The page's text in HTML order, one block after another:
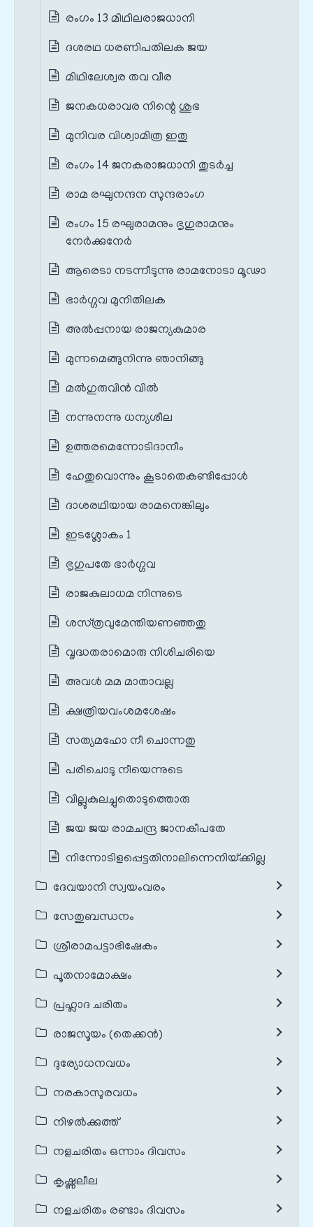
രംഗം 13 മിഥിലരാജധാനി
ദശരഥ ധരണിപതിലക ജയ
മിഥിലേശ്വര തവ വീര
ജനകധരാവര നിന്റെ ശുഭ
മുനിവര വിശ്വാമിത്ര ഇതു
രംഗം 14 ജനകരാജധാനി തുടർച്ച
രാമ രഘുനന്ദന സുന്ദരാംഗ
രംഗം 15 രഘുരാമനും ഭൃഗുരാമനും
നേർക്കുനേർ
ആരെടാ നടന്നീടുന്നു രാമനോടാ മൂഢാ
ഭാര്‍ഗ്ഗവ മുനിതിലക
അൽപ്പനായ രാജന്യകുമാര
മുന്നമെങ്ങുനിന്നു ഞാനിങ്ങു
മല്‍ഗുരുവിന്‍ വില്‍
നന്നുനന്നു ധന്യശീല
ഉത്തരമെന്നോടിദാനീം
ഹേതുവൊന്നും കൂടാതെകണ്ടിപ്പോള്‍
ദാശരഥിയായ രാമനെങ്കിലും
ഇടശ്ലോകം 1
ഭൃഗുപതേ ഭാര്‍ഗ്ഗവ
രാജകുലാധമ നിന്നുടെ
ശസ്‌ത്രവുമേന്തിയണഞ്ഞതു
വൃദ്ധതരാമൊരു നിശിചരിയെ
അവള്‍ മമ മാതാവല്ല
ക്ഷത്രിയവംശമശേഷം
സത്യമഹോ നീ ചൊന്നതു
പരിചൊടു നീയെന്നുടെ
വില്ലുകുലച്ചുതൊടുത്തൊരു
ജയ ജയ രാമചന്ദ്ര ജാനകീപതേ
നിന്നോടിളപ്പെട്ടതിനാലിന്നെനിയ്‌ക്കില്ല
ദേവയാനി സ്വയംവരം
സേതുബന്ധനം
ശ്രീരാമപട്ടാഭിഷേകം
പൂതനാമോക്ഷം
പ്രഹ്ലാദ ചരിതം
രാജസൂയം (തെക്കൻ)
ദുര്യോധനവധം
നരകാസുരവധം
നിഴൽക്കുത്ത്
നളചരിതം ഒന്നാം ദിവസം
കൃഷ്ണലീല
നളചരിതം രണ്ടാം ദിവസം